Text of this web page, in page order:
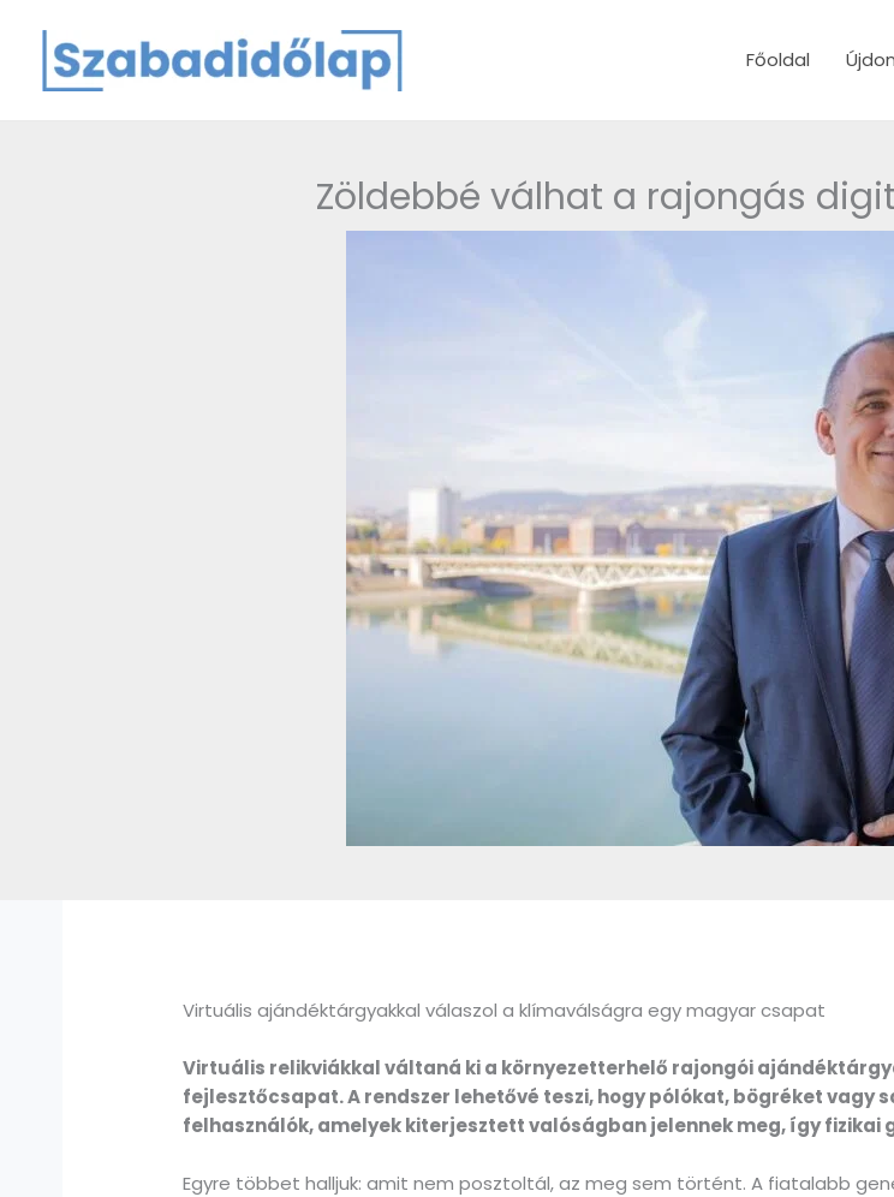
content
Főoldal
Zöldebbé válhat a rajongás
Virtuális ajándéktárgyakkal válaszol a klímaválságra egy magyar csapat
Virtuális relikviákkal váltaná ki a környezetterhelő rajongói
fejlesztőcsapat. A rendszer lehetővé teszi, hogy pólókat, bögréket
felhasználók, amelyek kiterjesztett valóságban jelennek meg, így
Egyre többet halljuk: amit nem posztoltál, az meg sem történt. A fiatalabb